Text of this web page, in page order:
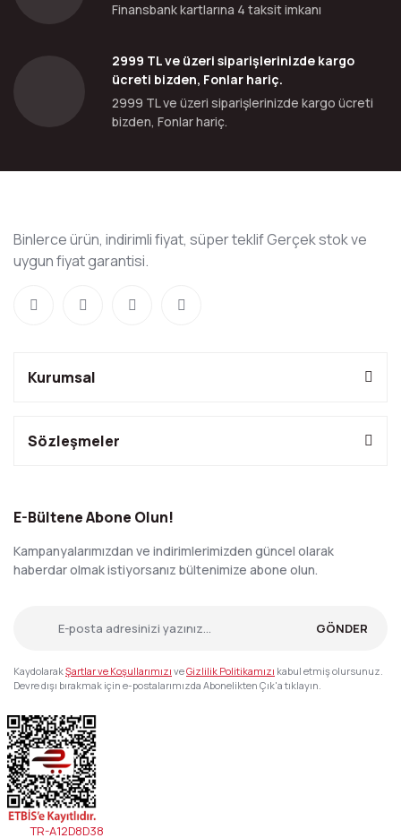
Finansbank kartlarına 4 taksit imkanı
2999 TL ve üzeri siparişlerinizde kargo
ücreti bizden, Fonlar hariç.
2999 TL ve üzeri siparişlerinizde kargo ücreti
bizden, Fonlar hariç.
Binlerce ürün, indirimli fiyat, süper teklif Gerçek stok ve
uygun fiyat garantisi.
Kurumsal
Sözleşmeler
E-Bültene Abone Olun!
Kampanyalarımızdan ve indirimlerimizden güncel olarak
haberdar olmak istiyorsanız bültenimize abone olun.
GÖNDER
KaydolarakŞartlar ve Koşullarımızı veGizlilik Politikamızı kabul etmiş olursunuz.
Devre dışı bırakmak için e-postalarımızda Abonelikten Çık'a tıklayın.
TR-A12D8D38